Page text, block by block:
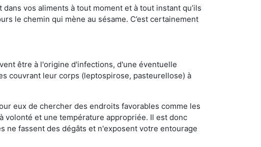
vos aliments à tout moment et à tout instant qu’ils
le chemin qui mène au sésame. C’est certainement
être à l'origine d'infections, d'une éventuelle
couvrant leur corps (leptospirose, pasteurellose) à
eux de chercher des endroits favorables comme les
volonté et une température appropriée. Il est donc
ne fassent des dégâts et n'exposent votre entourage